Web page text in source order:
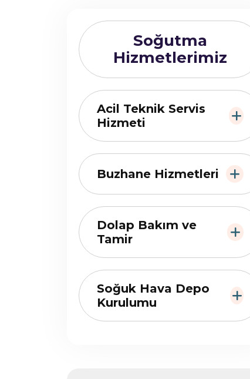
Soğutma
Hizmetlerimiz
Acil Teknik Servis
Hizmeti
Buzhane Hizmetleri
Dolap Bakım ve
Tamir
Soğuk Hava Depo
Kurulumu